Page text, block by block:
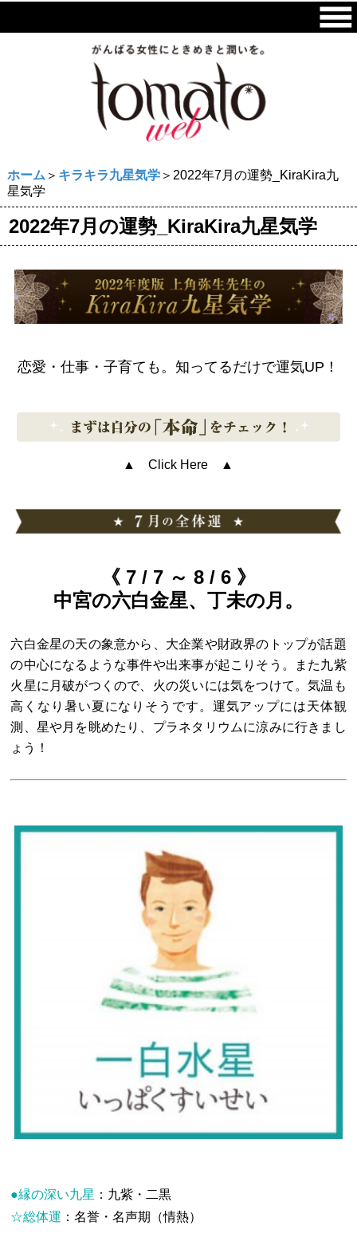
ホーム ＞ キラキラ九星気学＞2022年7月の運勢_KiraKira九
星気学
2022年7月の運勢_KiraKira九星気学
恋愛・仕事・子育ても。知ってるだけで運気UP！
▲ Click Here ▲
《 7 / 7 ～ 8 / 6 》
中宮の六白金星、丁未の月。
六白金星の天の象意から、大企業や財政界のトップが話題
の中心になるような事件や出来事が起こりそう。また九紫
火星に月破がつくので、火の災いには気をつけて。気温も
高くなり暑い夏になりそうです。運気アップには天体観
測、星や月を眺めたり、プラネタリウムに涼みに行きまし
ょう！
●縁の深い九星 ：九紫・二黒
☆総体運 ：名誉・名声期（情熱）